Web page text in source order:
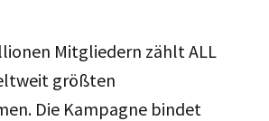
Mitgliedern zählt ALL
größten
Die Kampagne bindet